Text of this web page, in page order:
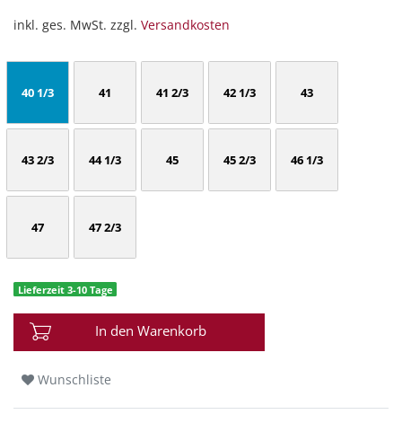
inkl. ges. MwSt. zzgl. Versandkosten
40 1/3 41 41 2/3 42 1/3 43
43 2/3 44 1/3 45 45 2/3 46 1/3
47 47 2/3
Lieferzeit 3-10 Tage
In den Warenkorb
Wunschliste